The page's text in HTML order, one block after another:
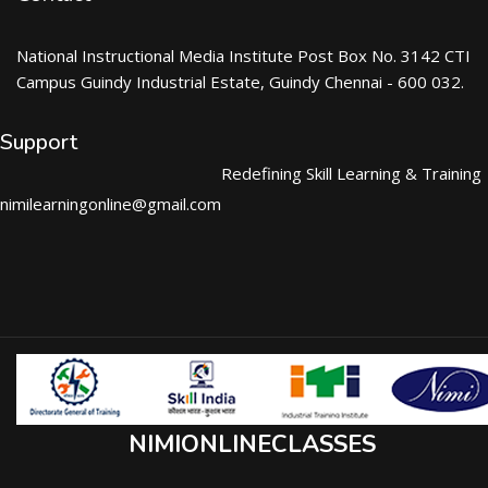
National Instructional Media Institute Post Box No. 3142 CTI
Campus Guindy Industrial Estate, Guindy Chennai - 600 032.
Support
nimilearningonline@gmail.com
Redefining Skill Learning & Training
NIMIONLINECLASSES